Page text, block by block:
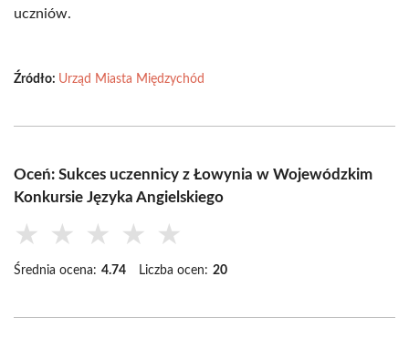
uczniów.
Źródło: Urząd Miasta Międzychód
Oceń: Sukces uczennicy z Łowynia w Wojewódzkim
Konkursie Języka Angielskiego
★ ★ ★ ★ ★
Średnia ocena: 4.74 Liczba ocen: 20